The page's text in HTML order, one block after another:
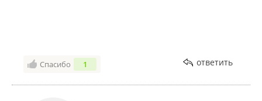
Спасибо 1 ответить